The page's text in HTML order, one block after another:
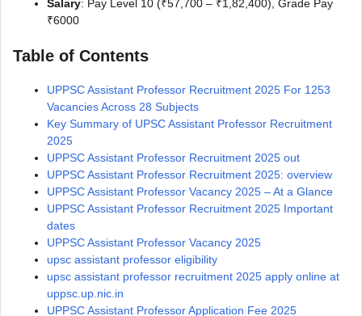
Salary: Pay Level 10 (₹57,700 – ₹1,82,400), Grade Pay
₹6000
Table of Contents
UPPSC Assistant Professor Recruitment 2025 For 1253
Vacancies Across 28 Subjects
Key Summary of UPSC Assistant Professor Recruitment
2025
UPPSC Assistant Professor Recruitment 2025 out
UPPSC Assistant Professor Recruitment 2025: overview
UPPSC Assistant Professor Vacancy 2025 – At a Glance
UPPSC Assistant Professor Recruitment 2025 Important
dates
UPPSC Assistant Professor Vacancy 2025
upsc assistant professor eligibility
upsc assistant professor recruitment 2025 apply online at
uppsc.up.nic.in
UPPSC Assistant Professor Application Fee 2025